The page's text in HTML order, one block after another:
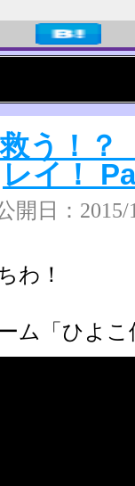
う！
レイ！
日：2015/
わ！
ム「ひよ